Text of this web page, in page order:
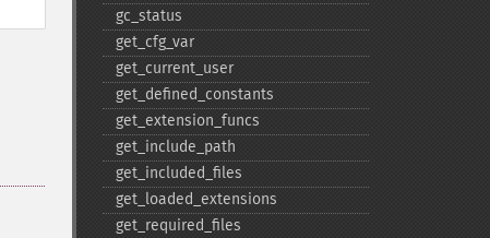
gc_​status
get_​cfg_​var
get_​current_​user
get_​defined_​constants
get_​extension_​funcs
get_​include_​path
get_​included_​files
get_​loaded_​extensions
get_​required_​files